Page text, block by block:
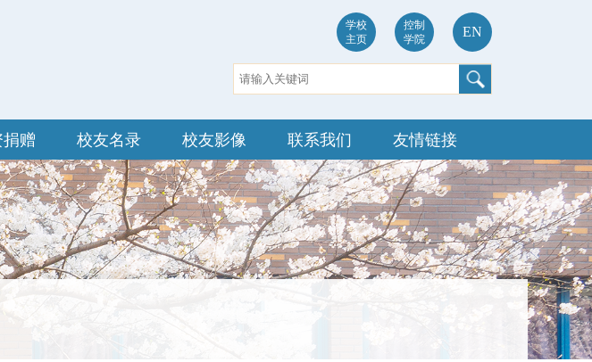
学校
主页
控制
学院
EN
赠 校友名录 校友影像 联系我们 友情链接